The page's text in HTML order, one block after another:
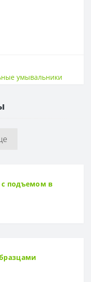
умывальники
с подъемом в